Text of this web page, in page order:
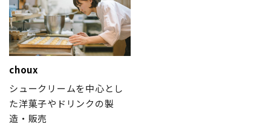
choux
シュークリームを中心とし
た洋菓子やドリンクの製
造・販売